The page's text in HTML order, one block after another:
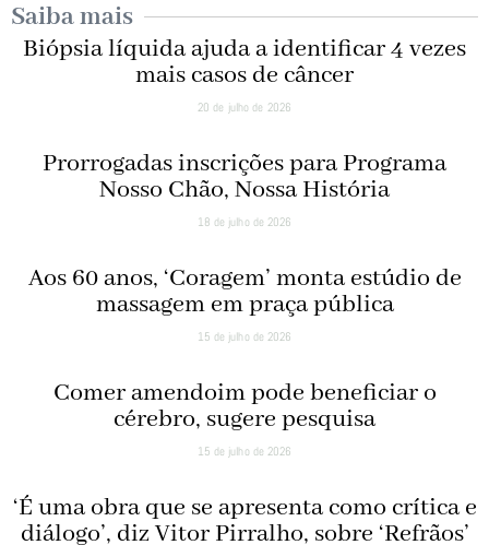
Saiba mais
Biópsia líquida ajuda a identificar 4 vezes
mais casos de câncer
20 de julho de 2026
Prorrogadas inscrições para Programa
Nosso Chão, Nossa História
18 de julho de 2026
Aos 60 anos, ‘Coragem’ monta estúdio de
massagem em praça pública
15 de julho de 2026
Comer amendoim pode beneficiar o
cérebro, sugere pesquisa
15 de julho de 2026
‘É uma obra que se apresenta como crítica e
diálogo’, diz Vitor Pirralho, sobre ‘Refrãos’